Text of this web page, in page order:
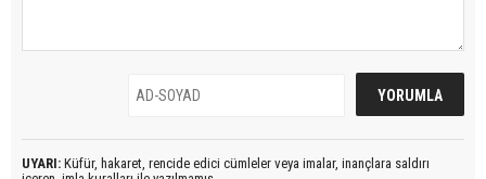
UYARI: Küfür, hakaret, rencide edici cümleler veya imalar, inançlara saldırı